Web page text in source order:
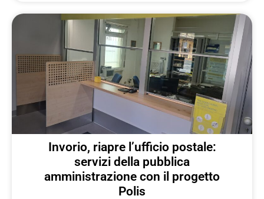
Invorio, riapre l’ufficio postale:
servizi della pubblica
amministrazione con il progetto
Polis